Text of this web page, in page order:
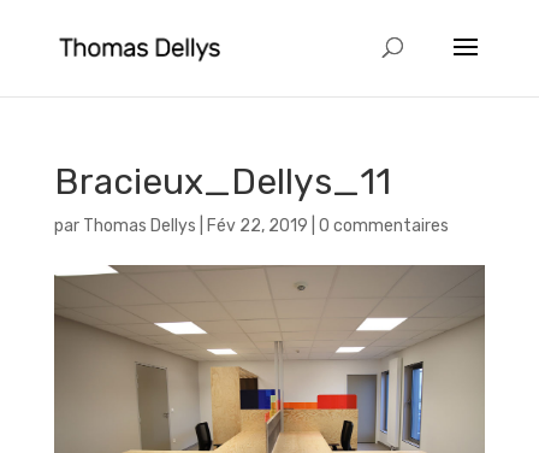
Bracieux_Dellys_11
par Thomas Dellys Fév 22, 2019 0 commentaires